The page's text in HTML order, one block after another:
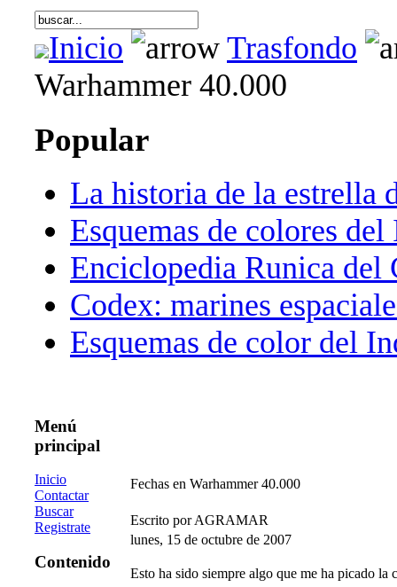
Inicio
Trasfondo
Warhammer 40.000
Popular
La historia de la estrella
Esquemas de colores
Enciclopedia Runica del
Codex: marines
Esquemas de color del
Menú
principal
Inicio
Contactar
Buscar
Registrate
Contenido
Fechas en Warhammer 40.000
Escrito por AGRAMAR
lunes, 15 de octubre de 2007
Esto ha sido siempre algo que me ha picado